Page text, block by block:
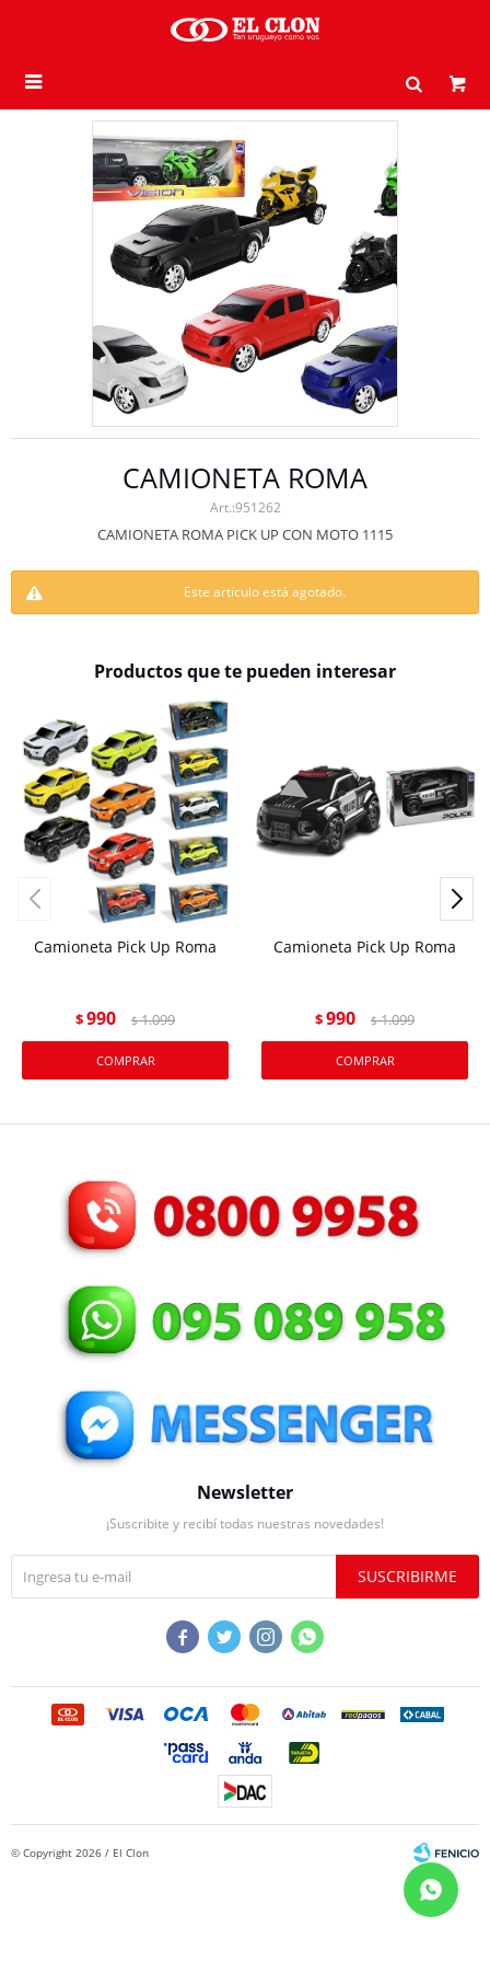

CAMIONETA ROMA
951262
CAMIONETA ROMA PICK UP CON MOTO 1115
Este artículo está agotado.
Productos que te pueden interesar
Camioneta Pick Up Roma
$990 $ 1.099
Camioneta Pick Up Roma
$990 $ 1.099
Newsletter
¡Suscribite y recibí todas nuestras novedades!
SUSCRIBIRME
   
© Copyright 2026 / El Clon